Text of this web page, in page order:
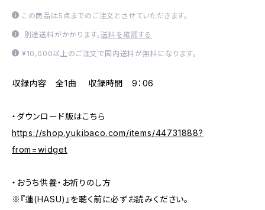
この商品は5点までのご注文とさせていただきます。
別途送料がかかります。送料を確認する
¥10,000以上のご注文で国内送料が無料になります。
収録内容 全1曲 収録時間 9：06
・ダウンロード版はこちら
https://shop.yukibaco.com/items/44731888?
from=widget
・おうち供養・お祈りのし方
※『蓮(HASU)』を聴く前に必ずお読みください。